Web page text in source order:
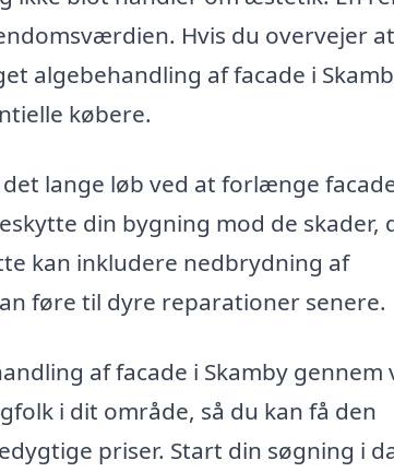
Hvis du overvejer at
algebehandling af facade i
købere.
lange løb ved at forlænge
din bygning mod de skader,
kan inkludere nedbrydning af
føre til dyre reparationer senere.
af facade i Skamby gennem
i dit område, så du kan få den
priser. Start din søgning i